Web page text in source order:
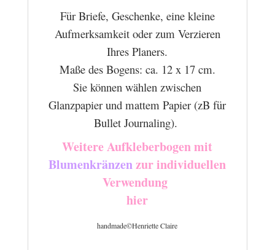
Für Briefe, Geschenke, eine kleine
Aufmerksamkeit oder zum Verzieren
Ihres Planers.
Maße des Bogens: ca. 12 x 17 cm.
Sie können wählen zwischen
Glanzpapier und mattem Papier (zB für
Bullet Journaling).
Weitere Aufkleberbogen mit
Blumenkränzenzur individuellen
Verwendung
hier
handmade©Henriette Claire